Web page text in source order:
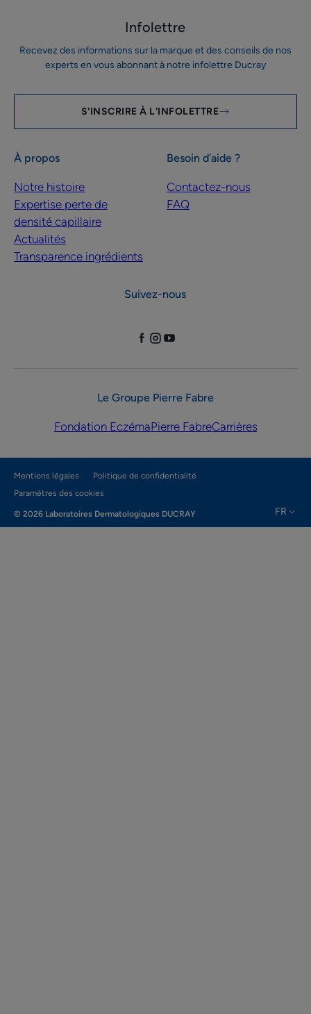
Infolettre
Recevez des informations sur la marque et des conseils de nos
experts en vous abonnant à notre infolettre Ducray
S'INSCRIRE À L'INFOLETTRE
À propos
Notre histoire
Expertise perte de
densité capillaire
Actualités
Transparence ingrédients
Besoin d’aide ?
Contactez-nous
FAQ
Suivez-nous
Le Groupe Pierre Fabre
Fondation EczémaPierre FabreCarrières
Mentions légales
Politique de confidentialité
Paramètres des cookies
© 2026 Laboratoires Dermatologiques DUCRAY FR